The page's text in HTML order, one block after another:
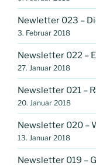
Newletter 023 –
3. Februar 2018
Newsletter 022 –
27. Januar 2018
Newsletter 021 –
20. Januar 2018
Newsletter 020 –
13. Januar 2018
Newsletter 019 –